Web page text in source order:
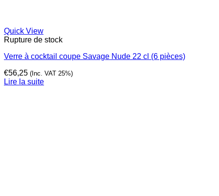
Quick View
Rupture de stock
Verre à cocktail coupe Savage Nude 22 cl (6 pièces)
€56,25 (Inc. VAT 25%)
Lire la suite